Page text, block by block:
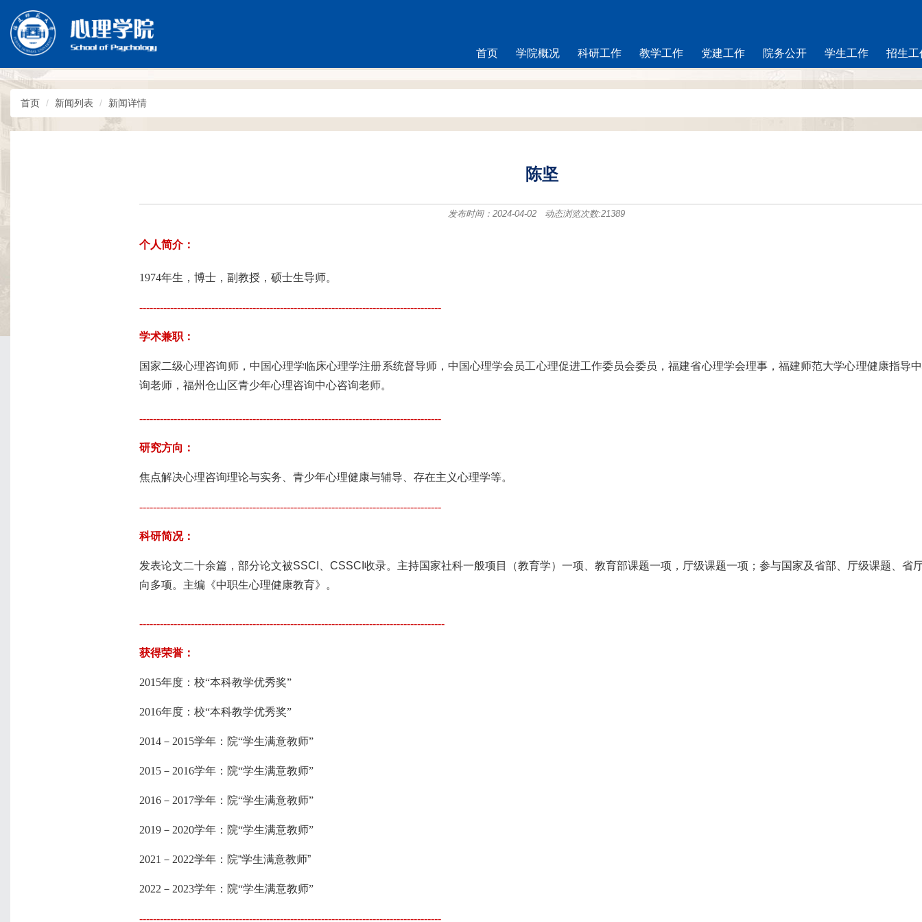
首页 学院概况 科研工作 教学工作 党建工作 院务公开 学生工作 招生工
首页 新闻列表 新闻详情
陈坚
发布时间：2024-04-02 动态浏览次数:21389
个人简介：
1974年生，博士，副教授，硕士生导师。
----------------------------------------------------------------------------------------
学术兼职：
国家二级心理咨询师，中国心理学临床心理学注册系统督导师，中国心理学会员工心理促进工作委员会委员，福建省心理学会理事，福建师范大学心理健康指导
询老师，福州仓山区青少年心理咨询中心咨询老师。
----------------------------------------------------------------------------------------
研究方向：
焦点解决心理咨询理论与实务、青少年心理健康与辅导、存在主义心理学等。
----------------------------------------------------------------------------------------
科研简况：
发表论文二十余篇，部分论文被SSCI、CSSCI收录。主持国家社科一般项目（教育学）一项、教育部课题一项，厅级课题一项；参与国家及省部、厅级课题、省
向多项。主编《中职生心理健康教育》。
-----------------------------------------------------------------------------------------
获得荣誉：
2015年度：校“本科教学优秀奖”
2016年度：校“本科教学优秀奖”
2014 － 2015学年：院“学生满意教师”
2015 － 2016学年：院“学生满意教师”
2016 － 2017学年：院“学生满意教师”
2019 － 2020学年 ： 院“学生满意教师”
2021－2022学年： 院“学生满意教师”
2022－2023学年：院“学生满意教师”
----------------------------------------------------------------------------------------